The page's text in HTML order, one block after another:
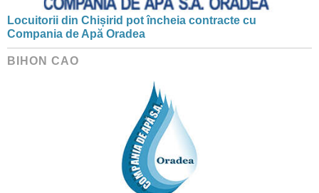
Locuitorii din Chișirid pot încheia contracte cu
Compania de Apă Oradea
BIHON CAO